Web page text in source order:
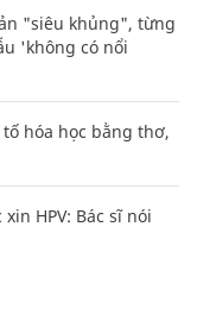
"siêu khủng", từng
'không có nổi
hóa học bằng thơ,
HPV: Bác sĩ nói